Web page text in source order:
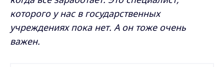
которого у нас в государственных
учреждениях пока нет. А он тоже очень
важен.